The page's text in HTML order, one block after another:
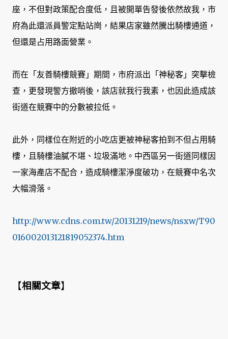
座，不但對政策配合度低，且被開單告發後依然故我，市
府為此還派員警定點站崗，結果店家雖然騰出騎樓通道，
但還是占用路面營業。
而在「友善騎樓競賽」期間，市府派出「神秘客」突擊檢
查，更發現警方撤哨後，該店就我行我素，也因此造成該
街道在競賽中的分數被拉低。
此外，同樣位在附近的小吃店更被神秘客拍到不但占用騎
樓，且騎樓油膩不堪、垃圾滿地。中西區另一街道同樣因
一家海產店不配合，造成騎樓潔淨度破功，在競賽中名次
大幅滑落。
http://www.cdns.com.tw/20131219/news/nsxw/T90
016002013121819052374.htm
【相關文章】